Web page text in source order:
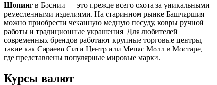
Шопинг в Боснии — это прежде всего охота за уникальными
ремесленными изделиями. На старинном рынке Башчаршия
можно приобрести чеканную медную посуду, ковры ручной
работы и традиционные украшения. Для любителей
современных брендов работают крупные торговые центры,
такие как Сараево Сити Центр или Мепас Молл в Мостаре,
где представлены популярные мировые марки.
Курсы валют